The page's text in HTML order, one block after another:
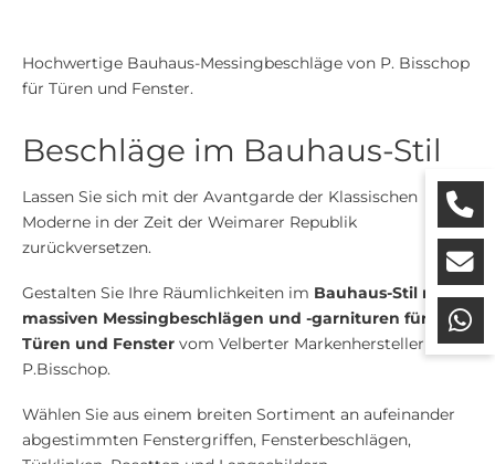
Hochwertige Bauhaus-Messingbeschläge von P. Bisschop
für Türen und Fenster.
Beschläge im Bauhaus-Stil
Lassen Sie sich mit der Avantgarde der Klassischen
Moderne in der Zeit der Weimarer Republik
zurückversetzen.
Gestalten Sie Ihre Räumlichkeiten im Bauhaus-Stil mit
massiven Messingbeschlägen und -garnituren für
Türen und Fenster vom Velberter Markenhersteller
P.Bisschop.
Wählen Sie aus einem breiten Sortiment an aufeinander
abgestimmten Fenstergriffen, Fensterbeschlägen,